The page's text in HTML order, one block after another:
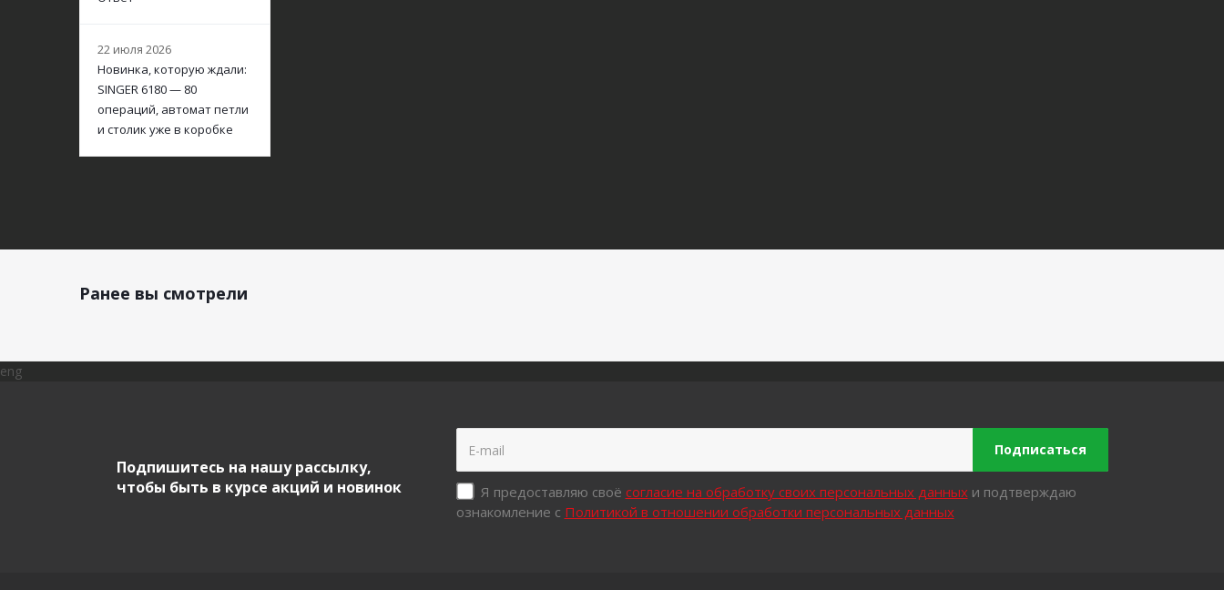
22 июля 2026
Новинка, которую ждали:
SINGER 6180 — 80
операций, автомат петли
и столик уже в коробке
Ранее вы смотрели
eng
Подпишитесь на нашу рассылку,
чтобы быть в курсе акций и новинок
Я предоставляю своё согласие на обработку своих персональных данныхи подтверждаю
ознакомление с Политикой в отношении обработки персональных данных
Подписаться